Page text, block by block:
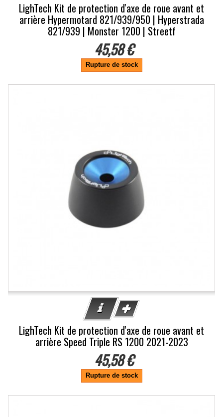
LighTech Kit de protection d'axe de roue avant et
arrière Hypermotard 821/939/950 | Hyperstrada
821/939 | Monster 1200 | Streetf
45,58 €
Rupture de stock
LighTech Kit de protection d'axe de roue avant et
arrière Speed Triple RS 1200 2021-2023
45,58 €
Rupture de stock